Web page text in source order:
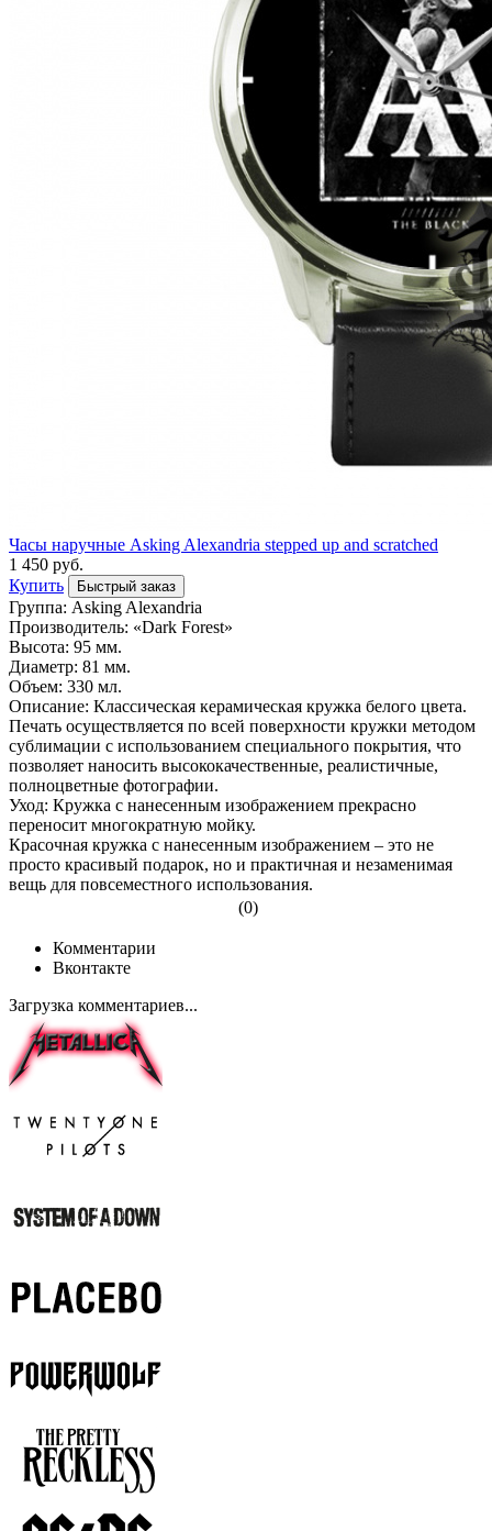
Часы наручные Asking Alexandria stepped up and scratched
1 450 руб.
Купить
Быстрый заказ
Группа: Asking Alexandria
Производитель: «Dark Forest»
Высота: 95 мм.
Диаметр: 81 мм.
Объем: 330 мл.
Описание: Классическая керамическая кружка белого цвета.
Печать осуществляется по всей поверхности кружки методом
сублимации с использованием специального покрытия, что
позволяет наносить высококачественные, реалистичные,
полноцветные фотографии.
Уход: Кружка с нанесенным изображением прекрасно
переносит многократную мойку.
Красочная кружка с нанесенным изображением – это не
просто красивый подарок, но и практичная и незаменимая
вещь для повсеместного использования.
(0)
Комментарии
Вконтакте
Загрузка комментариев...